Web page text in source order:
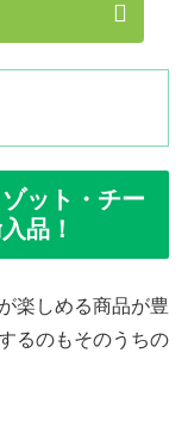
ット・チー
品！
楽しめる商品が豊
るのもそのうちの